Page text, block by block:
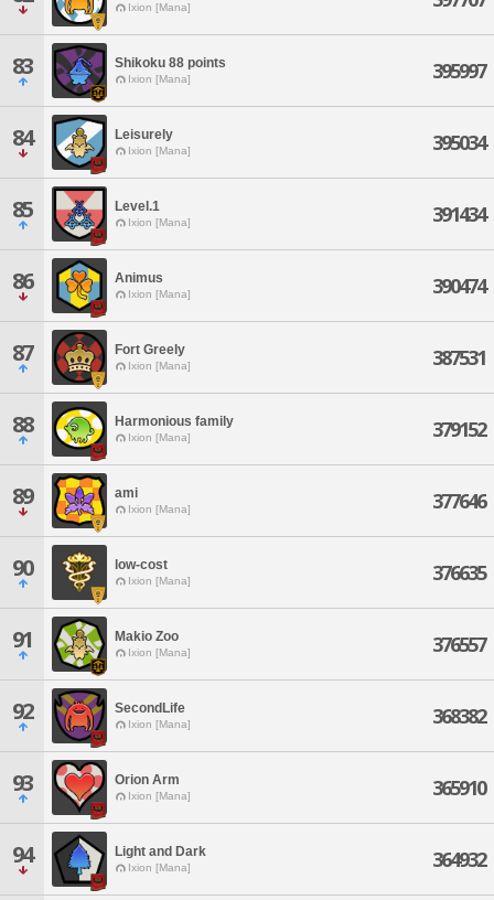
Ixion [Mana]
83 Shikoku 88 points
Ixion [Mana] 395997
84 Leisurely
Ixion [Mana] 395034
85 Level.1
Ixion [Mana] 391434
86 Animus
Ixion [Mana] 390474
87 Fort Greely
Ixion [Mana] 387531
88 Harmonious family
Ixion [Mana] 379152
89 ami
Ixion [Mana] 377646
90 low-cost
Ixion [Mana] 376635
91 Makio Zoo
Ixion [Mana] 376557
92 SecondLife
Ixion [Mana] 368382
93 Orion Arm
Ixion [Mana] 365910
94 Light and Dark
Ixion [Mana] 364932